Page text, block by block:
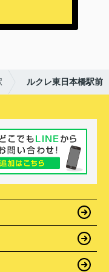
ルクレ東日本橋駅前